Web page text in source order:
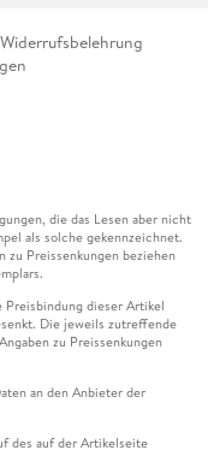
unter den
Widerrufsbelehrung
die das Lesen aber nicht
als solche gekennzeichnet.
zu Preissenkungen beziehen
dieser Artikel
Die jeweils zutreffende
zu Preissenkungen
an den Anbieter der
des auf der Artikelseite